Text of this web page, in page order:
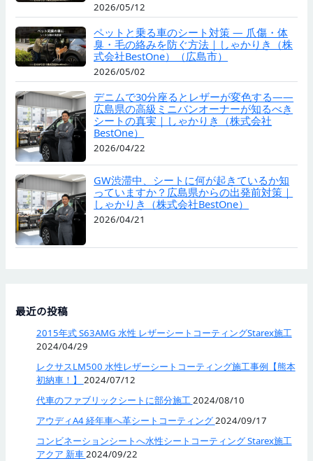
2026/05/12
ペットと乗る車のシート対策 — 爪傷・体
臭・毛の絡みを防ぐ方法｜しゃかりき（株
式会社BestOne）（広島市）
2026/05/02
デニムで30分座るとレザーが変色する——
広島県の高級ミニバンオーナーが知るべき
シートの真実｜しゃかりき（株式会社
BestOne）
2026/04/22
GW渋滞中、シートに何が起きているか知
っていますか？広島県からの出発前対策｜
しゃかりき（株式会社BestOne）
2026/04/21
最近の投稿
2015年式 S63AMG 水性 レザーシートコーティングStarex施工
2024/04/29
レクサスLM500 水性レザーシートコーティング施工事例【熊本
初納車！】 2024/07/12
代車のファブリックシートに部分施工2024/08/10
アウディA4 経年車へ革シートコーティング2024/09/17
コンビネーションシートへ水性シートコーティング Starex施工
アクア 新車 2024/09/22